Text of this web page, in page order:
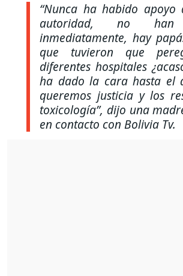
“Nunca ha habido apoyo
autoridad, no han
inmediatamente, hay
que tuvieron que
diferentes hospitales
ha dado la cara hasta el
queremos justicia y los
toxicología”, dijo una
en contacto con Bolivia Tv.